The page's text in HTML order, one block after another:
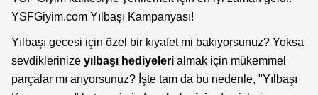
YSFGiyim.com Yılbaşı Kampanyası!
Yılbaşı gecesi için özel bir kıyafet mi bakıyorsunuz? Yoksa
sevdiklerinize yılbaşı hediyeleri almak için mükemmel
parçalar mı arıyorsunuz? İşte tam da bu nedenle, "Yılbaşı